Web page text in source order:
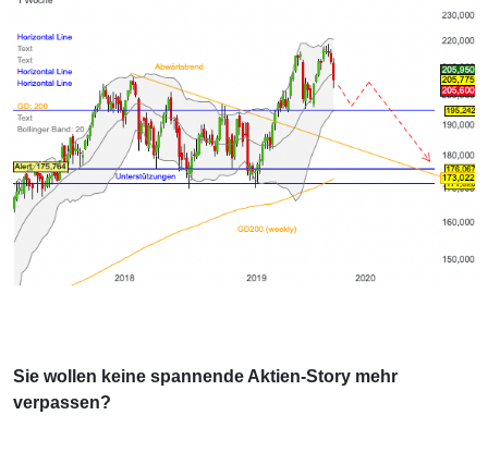
Sie wollen keine spannende Aktien-Story mehr
verpassen?